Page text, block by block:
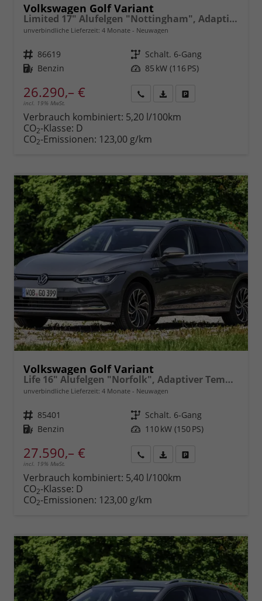
Volkswagen Golf Variant
Limited 17" Alufelgen "Nottingham", Adaptiver Tempomat ACC, Sicht-Paket, Digital Cockpit Pro, LED-Scheinwerfer, Radio Composition 10,3" + Wireless App-Connect, Parksensoren vorn und hinten, Climatronic, M-Lederlenkrad, Reserverad, Dachreling uvm.
unverbindliche Lieferzeit: 4 Monate Neuwagen
Fahrzeugnr. 86619 Getriebe Schalt. 6-Gang
Kraftstoff Benzin Leistung 85 kW (116 PS)
26.290,– €
incl. 19% MwSt.
anfordern
Datei,
Verbrauch kombiniert: 5,20 l/100km
CO2-Klasse: D
CO2-Emissionen: 123,00 g/km
Volkswagen Golf Variant
Life 16" Alufelgen "Norfolk", Adaptiver Tempomat ACC, Sicht-Paket, Digital Cockpit Pro, LED-Scheinwerfer, Radio Composition 10,3" + Wireless App-Connect, Parksensoren vorn und hinten, Climatronic, M-Lederlenkrad, Reserverad, Dachreling uvm.
unverbindliche Lieferzeit: 4 Monate Neuwagen
Fahrzeugnr. 85401 Getriebe Schalt. 6-Gang
Kraftstoff Benzin Leistung 110 kW (150 PS)
27.590,– €
incl. 19% MwSt.
anfordern
Datei,
Verbrauch kombiniert: 5,40 l/100km
CO2-Klasse: D
CO2-Emissionen: 123,00 g/km